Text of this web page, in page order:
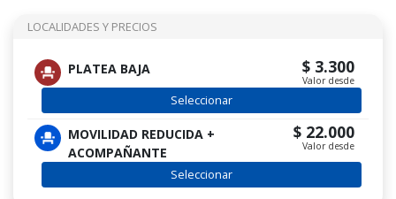
LOCALIDADES Y PRECIOS
PLATEA BAJA $ 3.300
Valor desde
Seleccionar
MOVILIDAD REDUCIDA +
ACOMPAÑANTE
$ 22.000
Valor desde
Seleccionar